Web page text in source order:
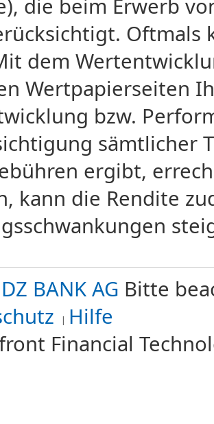
die beim Erwerb
Oftmals
dem
Wertpapierseiten
bzw.
sämtlicher
ergibt,
kann die Rendite
DZ BANK AG Bitte
Hilfe
Financial